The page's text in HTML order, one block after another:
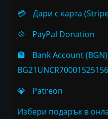
💳
Дари с карта
💠
PayPal Donation
🏦
Bank Account (BGN)
💎
Patreon
Избери подарък в